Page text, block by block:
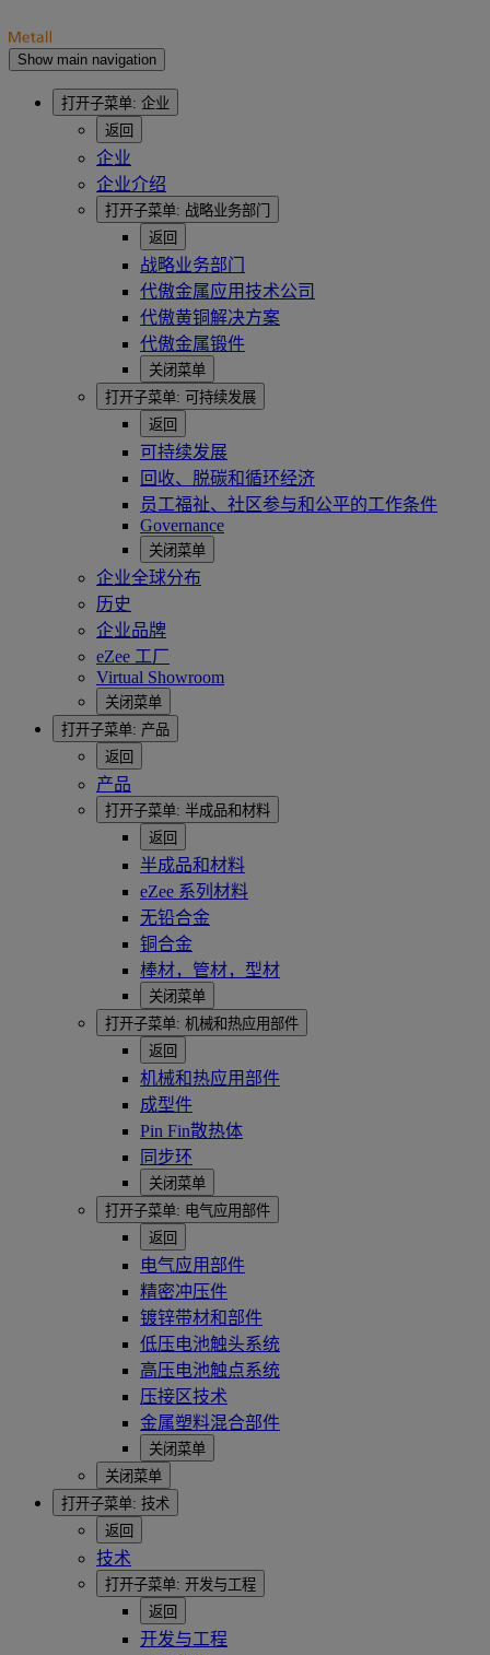
Show main navigation
打开子菜单: 企业
返回
企业
企业介绍
打开子菜单: 战略业务部门
返回
战略业务部门
代傲金属应用技术公司
代傲黄铜解决方案
代傲金属锻件
关闭菜单
打开子菜单: 可持续发展
返回
可持续发展
回收、脱碳和循环经济
员工福祉、社区参与和公平的工作条件
Governance
关闭菜单
企业全球分布
历史
企业品牌
eZee 工厂
Virtual Showroom
关闭菜单
打开子菜单: 产品
返回
产品
打开子菜单: 半成品和材料
返回
半成品和材料
eZee 系列材料
无铅合金
铜合金
棒材，管材，型材
关闭菜单
打开子菜单: 机械和热应用部件
返回
机械和热应用部件
成型件
Pin Fin散热体
同步环
关闭菜单
打开子菜单: 电气应用部件
返回
电气应用部件
精密冲压件
镀锌带材和部件
低压电池触头系统
高压电池触点系统
压接区技术
金属塑料混合部件
关闭菜单
关闭菜单
打开子菜单: 技术
返回
技术
打开子菜单: 开发与工程
返回
开发与工程